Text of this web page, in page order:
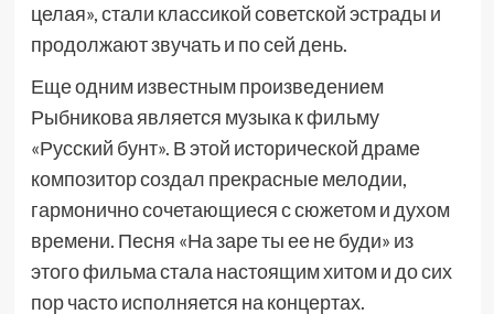
целая», стали классикой советской эстрады и
продолжают звучать и по сей день.
Еще одним известным произведением
Рыбникова является музыка к фильму
«Русский бунт». В этой исторической драме
композитор создал прекрасные мелодии,
гармонично сочетающиеся с сюжетом и духом
времени. Песня «На заре ты ее не буди» из
этого фильма стала настоящим хитом и до сих
пор часто исполняется на концертах.